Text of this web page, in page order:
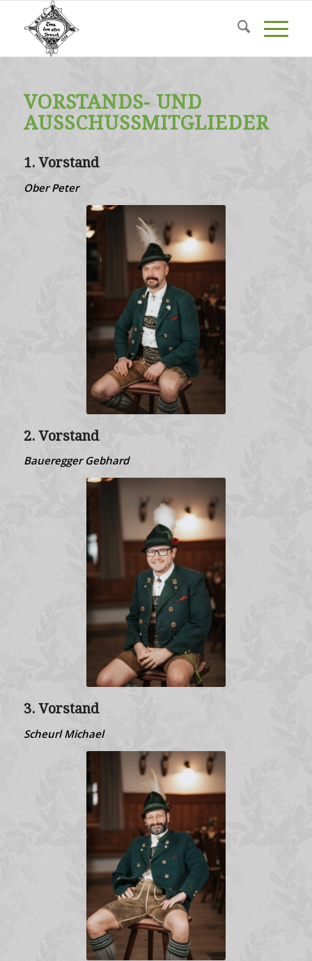
VORSTANDS- UND
AUSSCHUSSMITGLIEDER
1. Vorstand
Ober Peter
2. Vorstand
Baueregger Gebhard
3. Vorstand
Scheurl Michael